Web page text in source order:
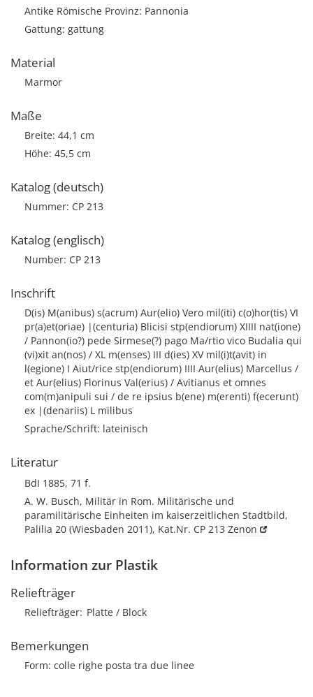
Antike Römische Provinz: Pannonia
Gattung: gattung
Material
Marmor
Maße
Breite: 44,1 cm
Höhe: 45,5 cm
Katalog (deutsch)
Nummer: CP 213
Katalog (englisch)
Number: CP 213
Inschrift
D(is) M(anibus) s(acrum) Aur(elio) Vero mil(iti) c(o)hor(tis) VI
pr(a)et(oriae) |(centuria) Blicisi stp(endiorum) XIIII nat(ione)
/ Pannon(io?) pede Sirmese(?) pago Ma/rtio vico Budalia qui
(vi)xit an(nos) / XL m(enses) III d(ies) XV mil(i)t(avit) in
l(egione) I Aiut/rice stp(endiorum) IIII Aur(elius) Marcellus /
et Aur(elius) Florinus Val(erius) / Avitianus et omnes
com(m)anipuli sui / de re ipsius b(ene) m(erenti) f(ecerunt)
ex |(denariis) L milibus
Sprache/Schrift: lateinisch
Literatur
BdI 1885, 71 f.
A. W. Busch, Militär in Rom. Militärische und
paramilitärische Einheiten im kaiserzeitlichen Stadtbild,
Palilia 20 (Wiesbaden 2011), Kat.Nr. CP 213 Zenon
Information zur Plastik
Reliefträger
Reliefträger Platte / Block
Bemerkungen
Form: colle righe posta tra due linee